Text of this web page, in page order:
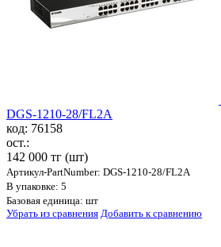
DGS-1210-28/FL2A
код: 76158
ост.:
142 000 тг (шт)
Артикул-PartNumber: DGS-1210-28/FL2A
В упаковке: 5
Базовая единица: шт
Убрать из сравнения Добавить к сравнению